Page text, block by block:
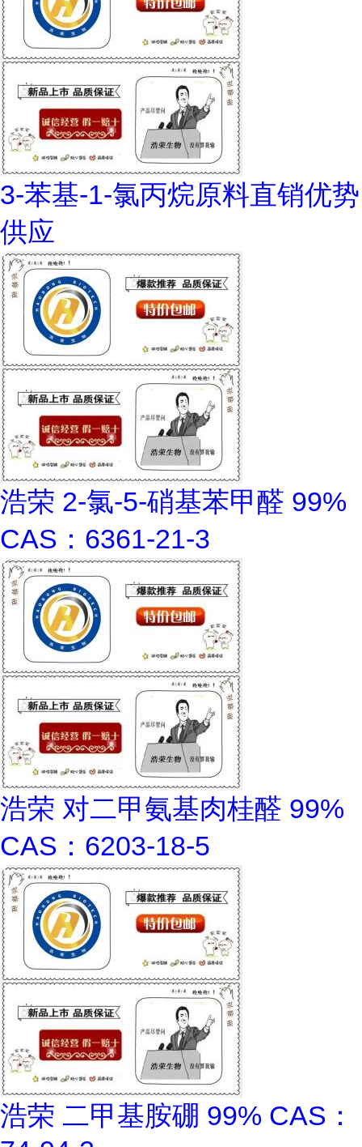
3-苯基-1-氯丙烷原料直销优势
供应
浩荣 2-氯-5-硝基苯甲醛 99%
CAS：6361-21-3
浩荣 对二甲氨基肉桂醛 99%
CAS：6203-18-5
浩荣 二甲基胺硼 99% CAS：